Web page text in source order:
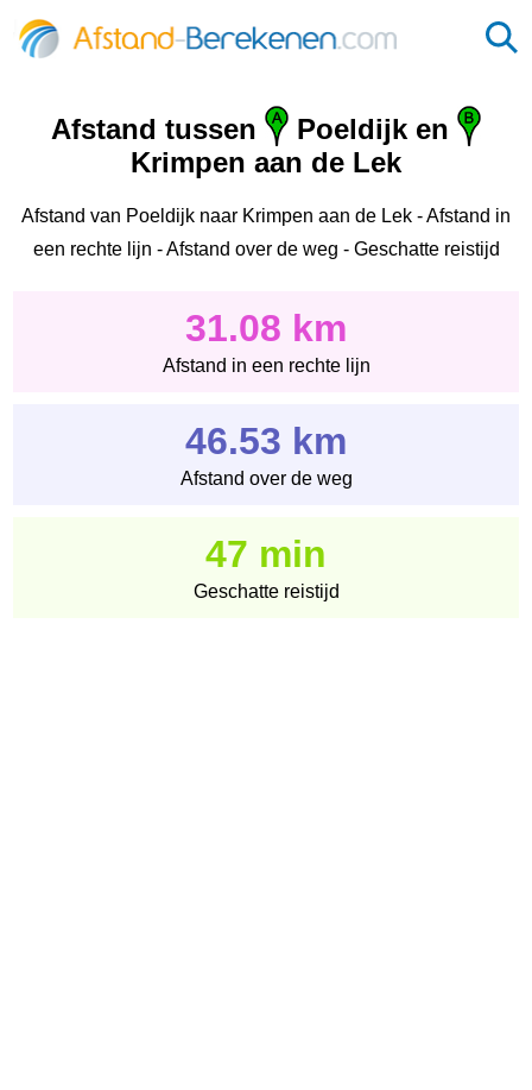
Afstand tussen
Poeldijk en
Krimpen aan de Lek
Afstand van Poeldijk naar Krimpen aan de Lek - Afstand in
een rechte lijn - Afstand over de weg - Geschatte reistijd
31.08 km
Afstand in een rechte lijn
46.53 km
Afstand over de weg
47 min
Geschatte reistijd